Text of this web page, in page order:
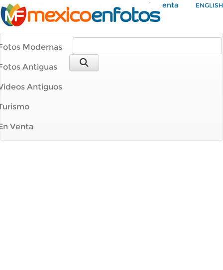
Mi Cuenta ENGLISH
Modernas
Antiguas
Antiguos
Venta